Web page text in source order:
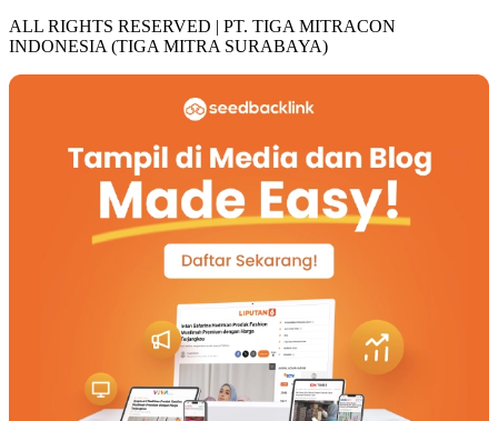
ALL RIGHTS RESERVED | PT. TIGA MITRACON
INDONESIA (TIGA MITRA SURABAYA)